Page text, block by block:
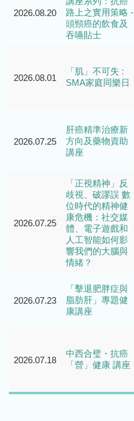
2026.08.20
路上之實用策略 -
頭頸癌的飲食及
吞嚥貼士
2026.08.01
「肌」不可失 :
SMA家庭同樂日
2026.07.25
肝癌精準治療新
方向及藥物資助
講座
2026.07.25
「正視精神」反
歧視、破謬誤 數
位時代的精神健
康危機：社交媒
體、電子遊戲和
人工智能如何影
響我們的大腦與
情緒？
2026.07.23
「擊退肥胖症與
脂肪肝」專題健
康講座
2026.07.18
中西合璧・抗癌
「營」健康 講座